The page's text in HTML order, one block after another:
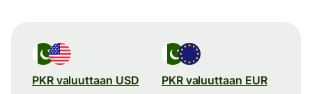
PKR valuuttaan USD PKR valuuttaan EUR